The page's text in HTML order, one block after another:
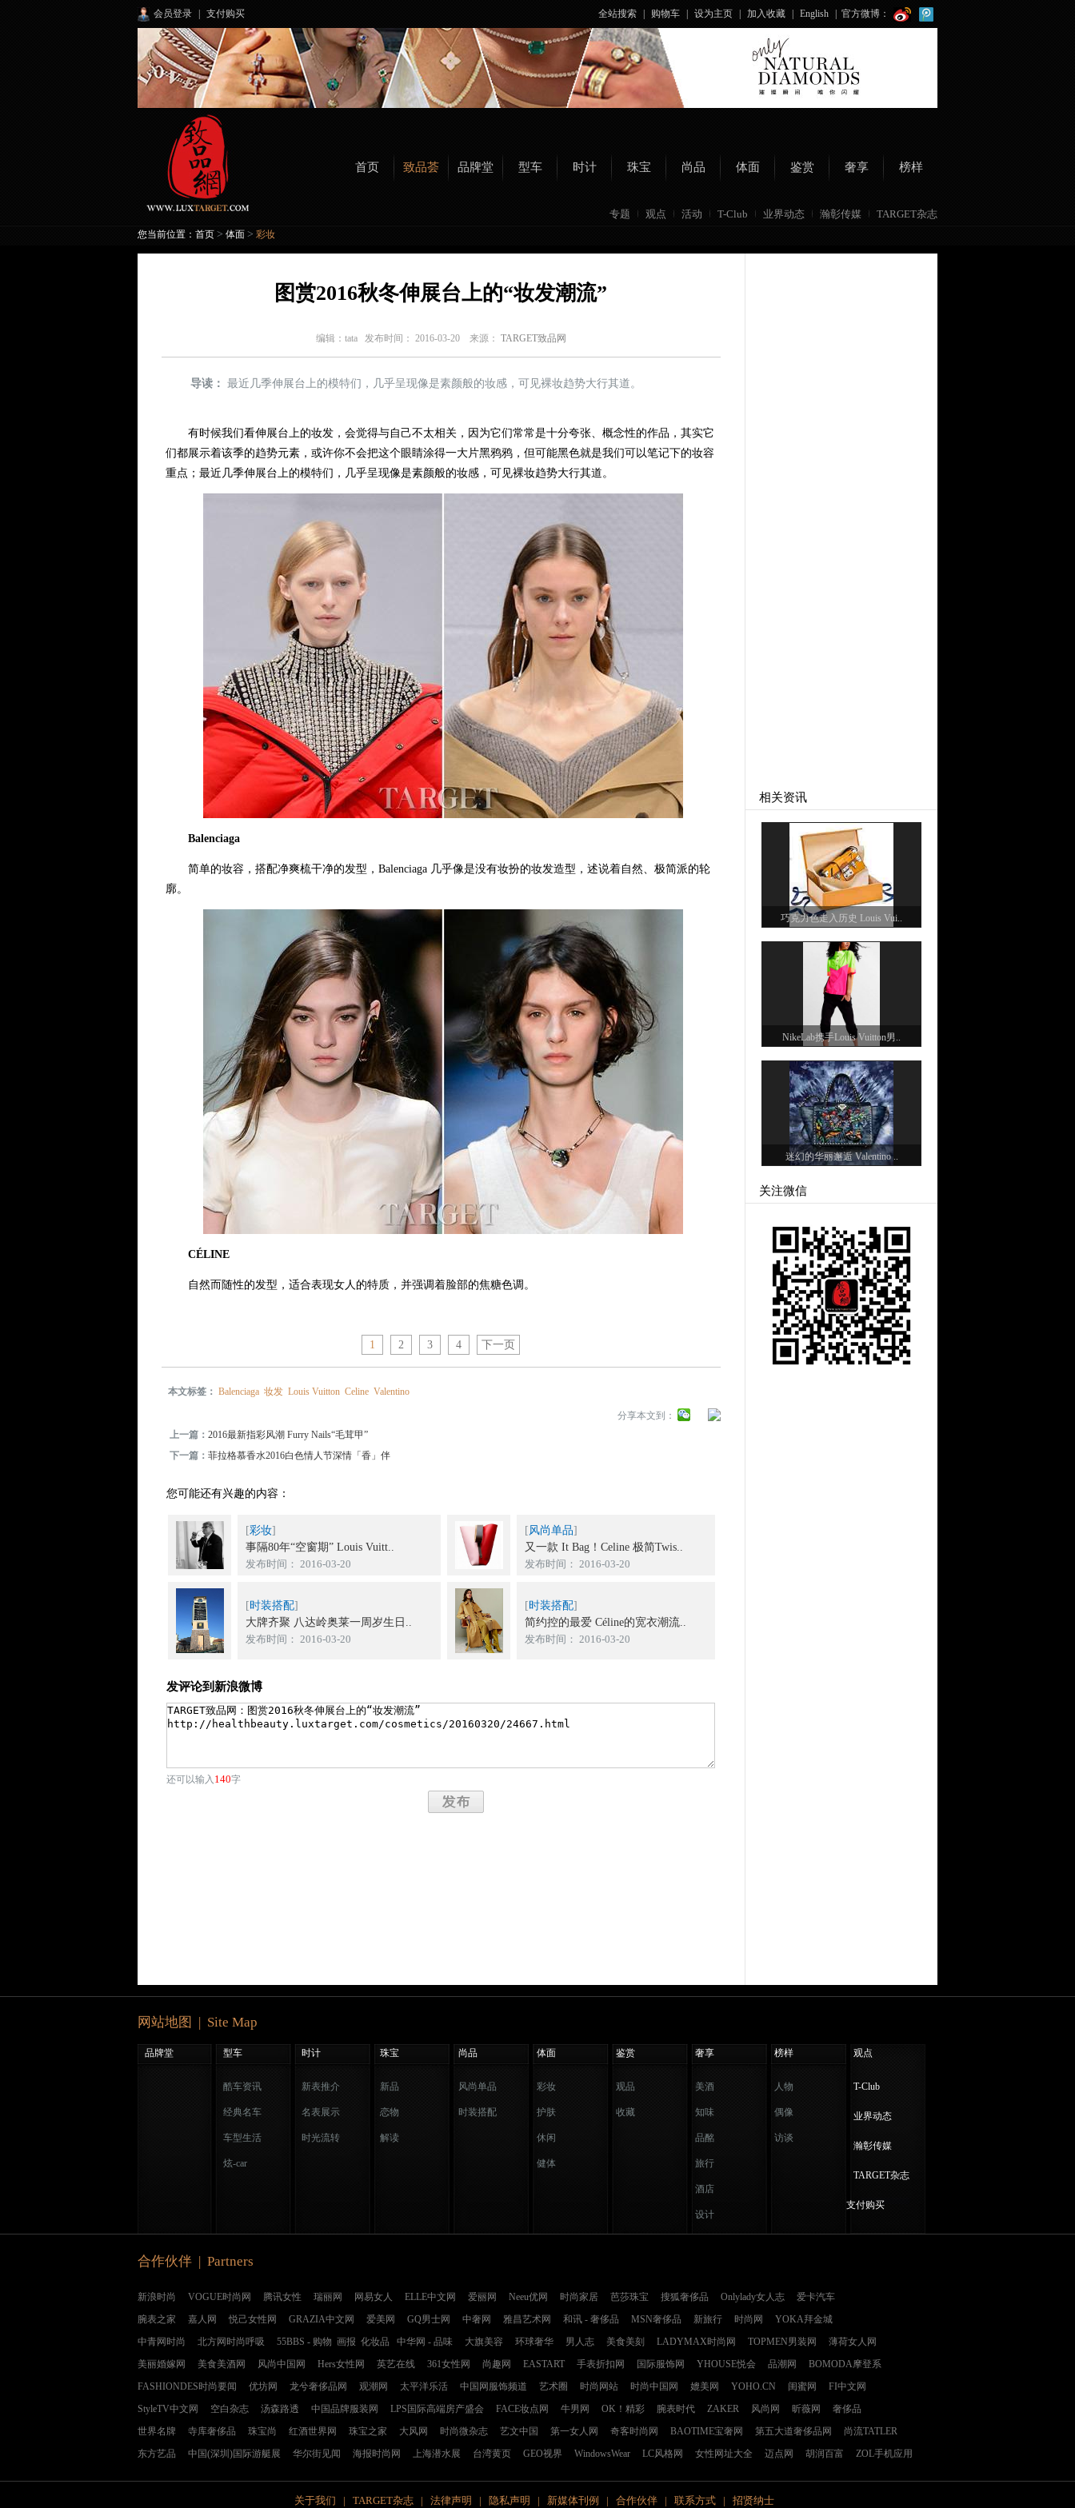
会员登录 支付购买 全站搜索 购物车 设为主页 加入收藏 English 官方微博：
首页 致品荟 品牌堂 型车 时计 珠宝 尚品 体面 鉴赏 奢享 榜样
专题 观点 活动 T-Club 业界动态 瀚彰传媒 TARGET杂志
您当前位置： 首页 > 体面 > 彩妆
图赏2016秋冬伸展台上的“妆发潮流”
编辑： tata 发布时间： 2016-03-20 来源： TARGET致品网
导读： 最近几季伸展台上的模特们，几乎呈现像是素颜般的妆感，可见裸妆趋势大行其道。
有时候我们看伸展台上的妆发，会觉得与自己不太相关，因为它们常常是十分夸张、概念性的作品，其实它
们都展示着该季的趋势元素，或许你不会把这个眼睛涂得一大片黑鸦鸦，但可能黑色就是我们可以笔记下的妆容
重点；最近几季伸展台上的模特们，几乎呈现像是素颜般的妆感，可见裸妆趋势大行其道。
Balenciaga
简单的妆容，搭配净爽梳干净的发型，Balenciaga 几乎像是没有妆扮的妆发造型，述说着自然、极简派的轮
廓。
CÉLINE
自然而随性的发型，适合表现女人的特质，并强调着脸部的焦糖色调。
1 2 3 4 下一页
本文标签：Balenciaga 妆发 Louis Vuitton Celine Valentino
分享本文到：
上一篇：2016最新指彩风潮 Furry Nails“毛茸甲”
下一篇：菲拉格慕香水2016白色情人节深情「香」伴
您可能还有兴趣的内容：
[彩妆]
事隔80年“空窗期” Louis Vuitt..
发布时间： 2016-03-20
[风尚单品]
又一款 It Bag！Celine 极简Twis..
发布时间： 2016-03-20
[时装搭配]
大牌齐聚 八达岭奥莱一周岁生日..
发布时间： 2016-03-20
[时装搭配]
简约控的最爱 Céline的宽衣潮流..
发布时间： 2016-03-20
发评论到新浪微博
还可以输入 140字
相关资讯
巧克力色走入历史 Louis Vui..
NikeLab携手Louis Vuitton男..
迷幻的华丽邂逅 Valentino ..
关注微信
网站地图 | Site Map
品牌堂 型车 时计 珠宝 尚品 体面 鉴赏 奢享 榜样 观点
酷车资讯
经典名车
车型生活
炫-car
新表推介
名表展示
时光流转
新品
恋物
解读
风尚单品
时装搭配
彩妆
护肤
休闲
健体
观品
收藏
美酒
知味
品酩
旅行
酒店
设计
人物
偶像
访谈
T-Club
业界动态
瀚彰传媒
TARGET杂志
支付购买
合作伙伴 | Partners
新浪时尚 VOGUE时尚网 腾讯女性 瑞丽网 网易女人 ELLE中文网 爱丽网 Neeu优网 时尚家居 芭莎珠宝 搜狐奢侈品 Onlylady女人志
爱卡汽车
腕表之家
嘉人网 悦己女性网 GRAZIA中文网 爱美网 GQ男士网 中奢网 雅昌艺术网 和讯 - 奢侈品 MSN奢侈品 新旅行 时尚网
YOKA拜金城
中青网时尚
北方网时尚呼吸 55BBS - 购物 画报 化妆品 中华网 - 品味 大旗美容 环球奢华 男人志 美食美刻 LADYMAX时尚网 TOPMEN男装网
薄荷女人网
美丽婚嫁网
美食美酒网 风尚中国网 Hers女性网 英艺在线 361女性网 尚趣网 EASTART 手表折扣网 国际服饰网 YHOUSE悦会 品潮网
BOMODA摩登系
FASHIONDES时尚要闻
优坊网 龙兮奢侈品网 观潮网 太平洋乐活 中国网服饰频道 艺术圈 时尚网站 时尚中国网 媲美网 YOHO.CN 闺蜜网
FI中文网
StyleTV中文网
空白杂志 汤森路透 中国品牌服装网 LPS国际高端房产盛会 FACE妆点网 牛男网 OK！精彩 腕表时代 ZAKER 风尚网 昕薇网
奢侈品
世界名牌
寺库奢侈品 珠宝尚 红酒世界网 珠宝之家 大风网 时尚微杂志 艺文中国 第一女人网 奇客时尚网 BAOTIME宝奢网 第五大道奢侈品网
尚流TATLER
东方艺品
中国(深圳)国际游艇展 华尔街见闻 海报时尚网 上海潜水展 台湾黄页 GEO视界 WindowsWear LC风格网 女性网址大全 迈点网 胡润百富 ZOL手机应用
关于我们 | TARGET杂志| 法律声明 | 隐私声明 | 新媒体刊例 | 合作伙伴| 联系方式| 招贤纳士